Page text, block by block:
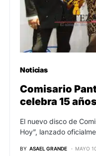
Noticias
Comisario
celebra 15
El nuevo disco de
Hoy”, lanzado
BY ASAEL GRANDE MAYO